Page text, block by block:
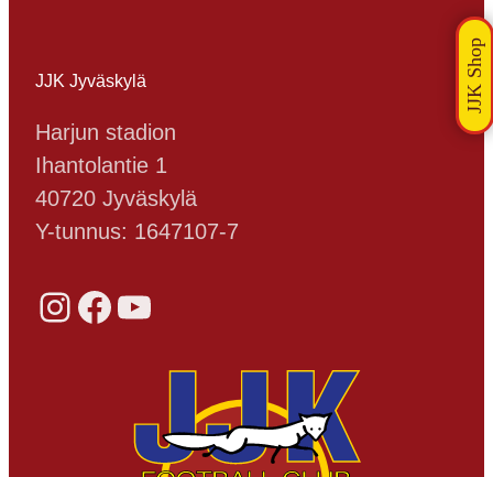
JJK Jyväskylä
Harjun stadion
Ihantolantie 1
40720 Jyväskylä
Y-tunnus: 1647107-7
Instagram Facebook YouTube